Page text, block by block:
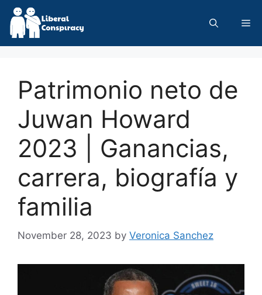
Skip
content
Patrimonio neto de
Juwan Howard
2023 | Ganancias,
carrera, biografía y
familia
November 28, 2023 by Veronica Sanchez